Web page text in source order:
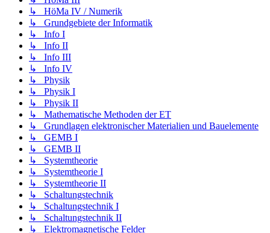
↳ HöMa IV / Numerik
↳ Grundgebiete der Informatik
↳ Info I
↳ Info II
↳ Info III
↳ Info IV
↳ Physik
↳ Physik I
↳ Physik II
↳ Mathematische Methoden der ET
↳ Grundlagen elektronischer Materialien und Bauelemente
↳ GEMB I
↳ GEMB II
↳ Systemtheorie
↳ Systemtheorie I
↳ Systemtheorie II
↳ Schaltungstechnik
↳ Schaltungstechnik I
↳ Schaltungstechnik II
↳ Elektromagnetische Felder